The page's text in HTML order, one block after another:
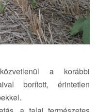
a korábbi
borított, érintetlen